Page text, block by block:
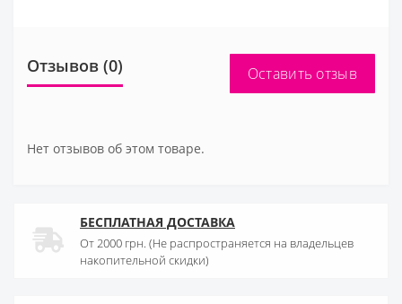
Отзывов (0) Оставить отзыв
Нет отзывов об этом товаре.
БЕСПЛАТНАЯ ДОСТАВКА
От 2000 грн. (Не распространяется на владельцев
накопительной скидки)